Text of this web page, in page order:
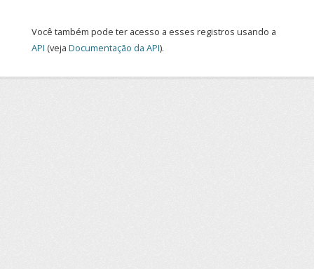
Você também pode ter acesso a esses registros usando a
API (veja Documentação da API).